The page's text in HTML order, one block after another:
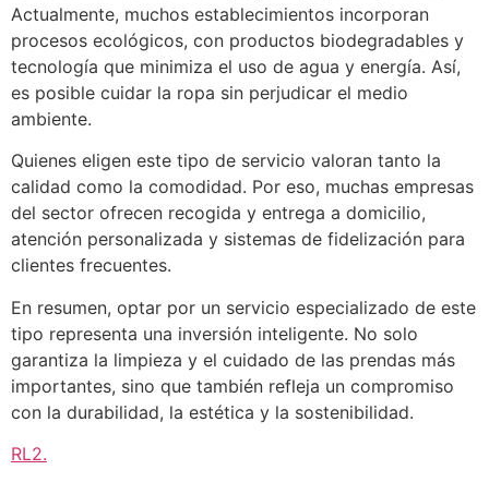
Actualmente, muchos establecimientos incorporan
procesos ecológicos, con productos biodegradables y
tecnología que minimiza el uso de agua y energía. Así,
es posible cuidar la ropa sin perjudicar el medio
ambiente.
Quienes eligen este tipo de servicio valoran tanto la
calidad como la comodidad. Por eso, muchas empresas
del sector ofrecen recogida y entrega a domicilio,
atención personalizada y sistemas de fidelización para
clientes frecuentes.
En resumen, optar por un servicio especializado de este
tipo representa una inversión inteligente. No solo
garantiza la limpieza y el cuidado de las prendas más
importantes, sino que también refleja un compromiso
con la durabilidad, la estética y la sostenibilidad.
RL2.